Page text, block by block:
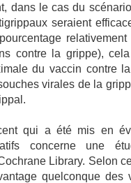
dans le cas du
seraient
relativement
contre la grippe),
du vaccin contre
virales de la
qui a été mis en
concerne une
Library. Selon
quelconque des